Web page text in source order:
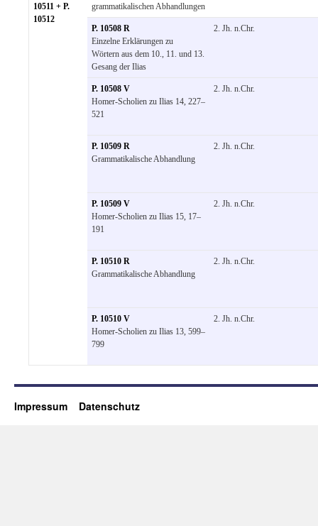
10511 + P.
10512
grammatikalischen Abhandlungen
P. 10508 R
Einzelne Erklärungen zu
Wörtern aus dem 10., 11. und 13.
Gesang der Ilias
2. Jh. n.Chr.
P. 10508 V
Homer-Scholien zu Ilias 14, 227–
521
2. Jh. n.Chr.
P. 10509 R
Grammatikalische Abhandlung
2. Jh. n.Chr.
P. 10509 V
Homer-Scholien zu Ilias 15, 17–
191
2. Jh. n.Chr.
P. 10510 R
Grammatikalische Abhandlung
2. Jh. n.Chr.
P. 10510 V
Homer-Scholien zu Ilias 13, 599–
799
2. Jh. n.Chr.
Impressum Datenschutz